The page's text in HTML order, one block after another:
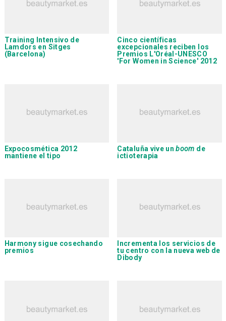
Training Intensivo de
Lamdors en Sitges
(Barcelona)
Cinco científicas
excepcionales reciben los
Premios L'Oréal-UNESCO
'For Women in Science' 2012
Expocosmética 2012
mantiene el tipo
Cataluña vive unboom de
ictioterapia
Harmony sigue cosechando
premios
Incrementa los servicios de
tu centro con la nueva web de
Dibody